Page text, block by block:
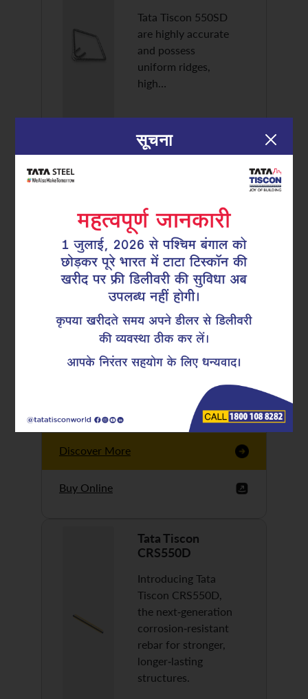
Tata Tiscon 550SD
are highly accurate
and possess
uniform ridges,
high…
Discover More
Tata Tiscon GFX
Ultima
Tata Tiscon 550SD
are highly accurate
and possess
uniform ridges,
high…
Discover More
Buy Online
Tata Tiscon
CRS550D
Introducing Tata
Tiscon CRS550D,
the next-generation
corrosion-resistant
rebar for stronger,
longer-lasting
structures.
सूचना